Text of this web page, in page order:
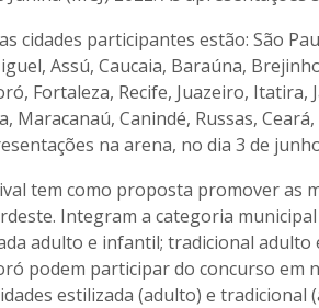
cidades participantes estão: São
Assú, Caucaia, Baraúna,
Fortaleza, Recife, Juazeiro,
Maracanaú, Canindé, Russas,
na arena, no dia 3 de
tem como proposta promover as
Integram a categoria municipal
adulto e infantil; tradicional adulto
podem participar do concurso em
estilizada (adulto) e tradicional